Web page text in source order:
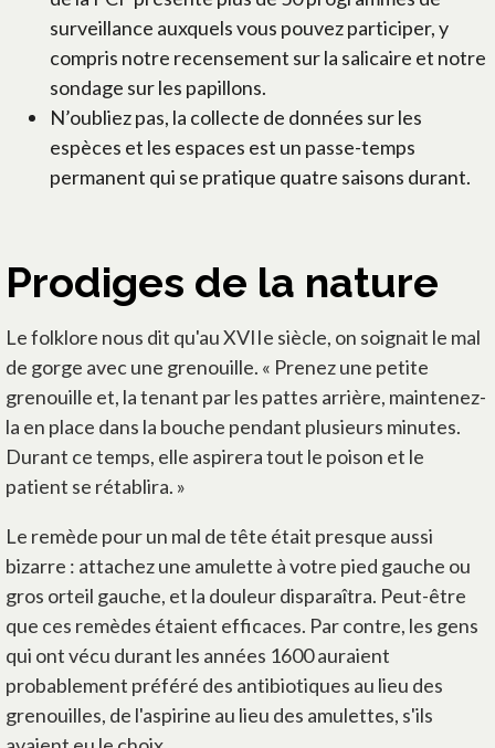
surveillance auxquels vous pouvez participer, y
compris notre recensement sur la salicaire et notre
sondage sur les papillons.
N’oubliez pas, la collecte de données sur les
espèces et les espaces est un passe-temps
permanent qui se pratique quatre saisons durant.
Prodiges de la nature
Le folklore nous dit qu'au XVIIe siècle, on soignait le mal
de gorge avec une grenouille. « Prenez une petite
grenouille et, la tenant par les pattes arrière, maintenez-
la en place dans la bouche pendant plusieurs minutes.
Durant ce temps, elle aspirera tout le poison et le
patient se rétablira. »
Le remède pour un mal de tête était presque aussi
bizarre : attachez une amulette à votre pied gauche ou
gros orteil gauche, et la douleur disparaîtra. Peut-être
que ces remèdes étaient efficaces. Par contre, les gens
qui ont vécu durant les années 1600 auraient
probablement préféré des antibiotiques au lieu des
grenouilles, de l'aspirine au lieu des amulettes, s'ils